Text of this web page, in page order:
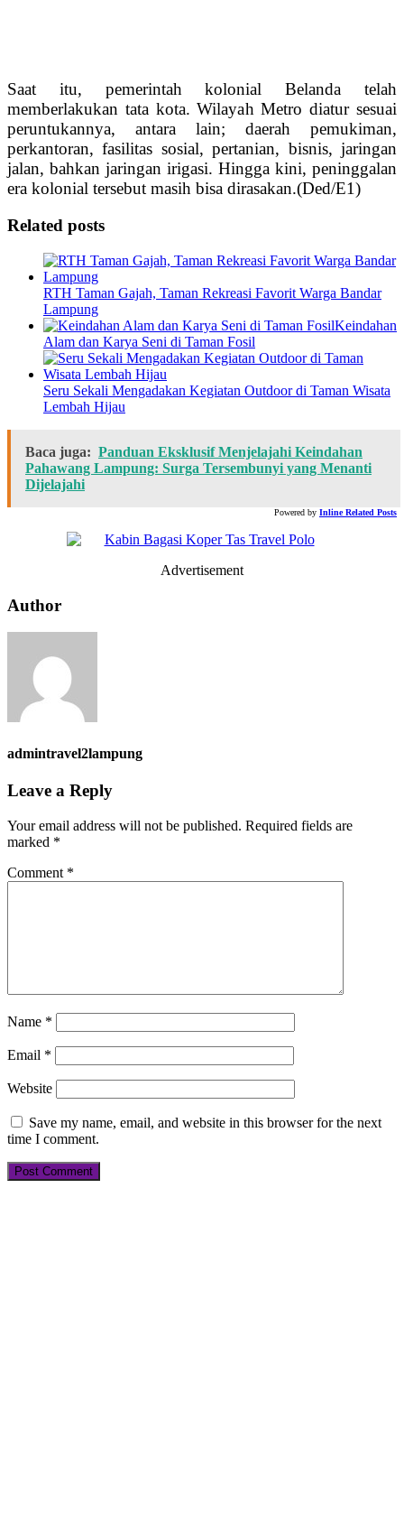
Saat itu, pemerintah kolonial Belanda telah
memberlakukan tata kota. Wilayah Metro diatur sesuai
peruntukannya, antara lain; daerah pemukiman,
perkantoran, fasilitas sosial, pertanian, bisnis, jaringan
jalan, bahkan jaringan irigasi. Hingga kini, peninggalan
era kolonial tersebut masih bisa dirasakan.(Ded/E1)
Related posts
RTH Taman Gajah, Taman Rekreasi Favorit Warga Bandar
Lampung
Keindahan
Alam dan Karya Seni di Taman Fosil
Seru Sekali Mengadakan Kegiatan Outdoor di Taman Wisata
Lembah Hijau
Baca juga: Panduan Eksklusif Menjelajahi Keindahan
Pahawang Lampung: Surga Tersembunyi yang Menanti
Dijelajahi
Powered by Inline Related Posts
Advertisement
Author
admintravel2lampung
Leave a Reply
Your email address will not be published. Required fields are
marked *
Comment *
Name *
Email *
Website
Save my name, email, and website in this browser for the next
time I comment.